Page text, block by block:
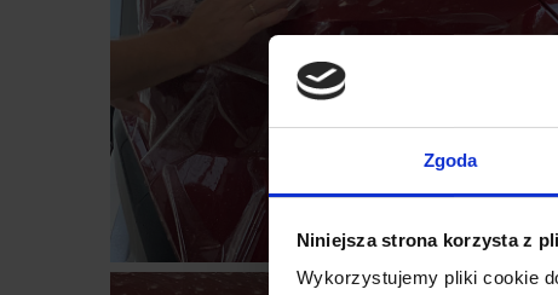
Zgoda
Niniejsza strona korzysta z
Wykorzystujemy pliki cookie